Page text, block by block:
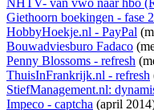
NHTV- van vwo naar hbo
Giethoorn boekingen - fase 2
HobbyHoekje.nl - PayPal
Bouwadviesburo Fadaco
Penny Blossoms - refresh
ThuisInFrankrijk.nl - refresh
StiefManagement.nl:
Impeco - captcha (april